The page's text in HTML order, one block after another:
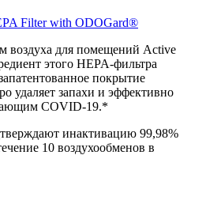
воздуха для помещений Active
этого HEPA-фильтра
покрытие
удаляет запахи и эффективно
COVID-19.*
инактивацию 99,98%
10 воздухообменов в